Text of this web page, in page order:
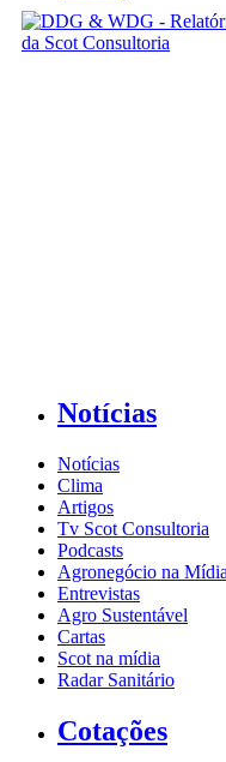
Notícias
Notícias
Clima
Artigos
Tv Scot Consultoria
Podcasts
Agronegócio na Mídia
Entrevistas
Agro Sustentável
Cartas
Scot na mídia
Radar Sanitário
Cotações